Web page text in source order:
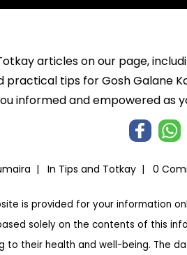
articles on our page,
practical tips for Gosh Galane
informed and empowered as
| In Tips and Totkay| 0
is provided for your information
solely on the contents of this
to their health and well-being. The